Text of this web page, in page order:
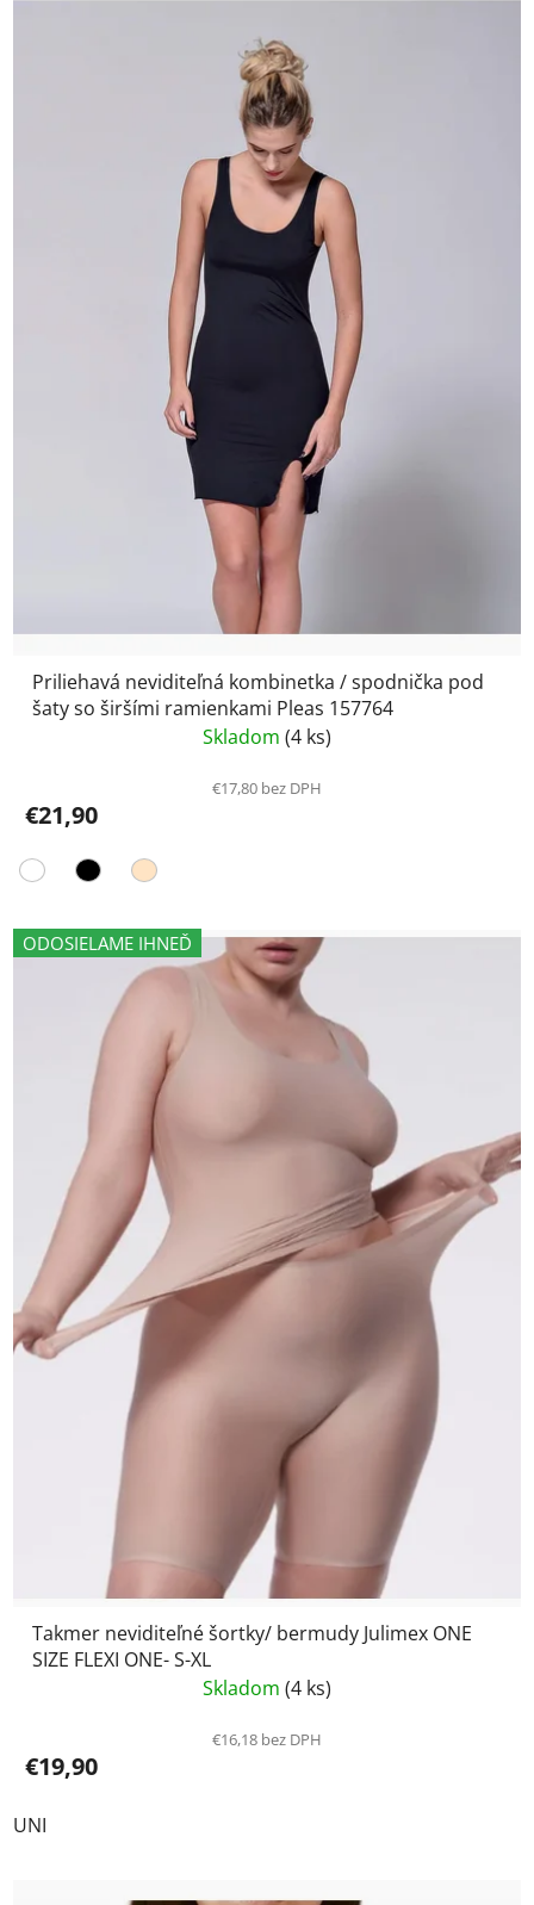
Priliehavá neviditeľná kombinetka / spodnička pod
šaty so širšími ramienkami Pleas 157764
Skladom (4 ks)
€17,80 bez DPH
€21,90
ODOSIELAME IHNEĎ
Takmer neviditeľné šortky/ bermudy Julimex ONE
SIZE FLEXI ONE- S-XL
Skladom (4 ks)
€16,18 bez DPH
€19,90
UNI